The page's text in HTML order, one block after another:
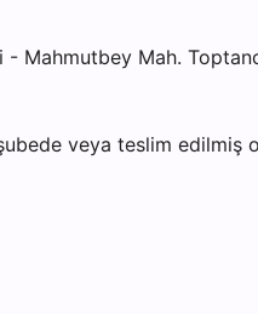
Mahmutbey Mah.
veya teslim edilmiş